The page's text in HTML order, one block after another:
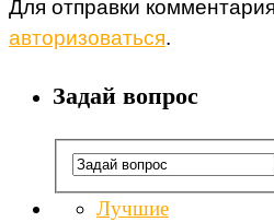
Для отправки
авторизоваться.
Задай вопрос
Лучшие